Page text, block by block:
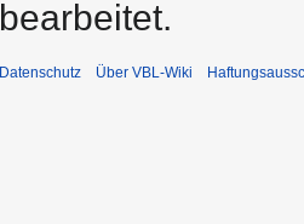
bearbeitet.
Datenschutz Über VBL-Wiki